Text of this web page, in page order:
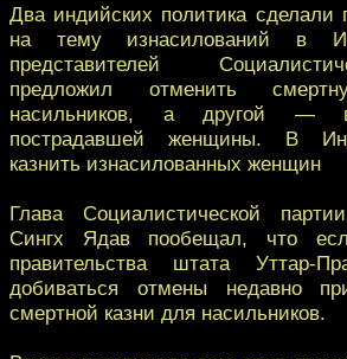
Два индийских политика сделали
на тему изнасилований в
представителей
предложил отменить
насильников, а другой —
пострадавшей женщины. В
казнить изнасилованных женщин
Глава Социалистической
Сингх Ядав пообещал, что
правительства штата Уттар-
добиваться отмены недавно
смертной казни для насильников.